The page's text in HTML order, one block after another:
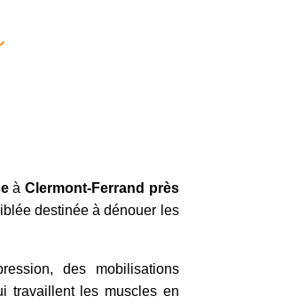
à Clermont-Ferrand près
destinée à dénouer les
des mobilisations
travaillent les muscles en